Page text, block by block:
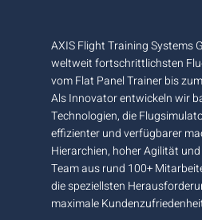
AXIS Flight Training Systems
weltweit fortschrittlichsten
vom Flat Panel Trainer bis
Als Innovator entwickeln wir
Technologien, die
effizienter und verfügbarer
Hierarchien, hoher Agilität
Team aus rund 100+
die speziellsten
maximale